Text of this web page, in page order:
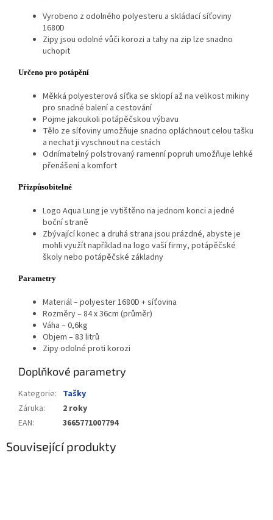
Vyrobeno z odolného polyesteru a skládací síťoviny
1680D
Zipy jsou odolné vůči korozi a tahy na zip lze snadno
uchopit
Určeno pro potápění
Měkká polyesterová síťka se sklopí až na velikost mikiny
pro snadné balení a cestování
Pojme jakoukoli potápěčskou výbavu
Tělo ze síťoviny umožňuje snadno opláchnout celou tašku
a nechat ji vyschnout na cestách
Odnímatelný polstrovaný ramenní popruh umožňuje lehké
přenášení a komfort
Přizpůsobitelné
Logo Aqua Lung je vytištěno na jednom konci a jedné
boční straně
Zbývající konec a druhá strana jsou prázdné, abyste je
mohli využít například na logo vaší firmy, potápěčské
školy nebo potápěčské základny
Parametry
Materiál – polyester 1680D + síťovina
Rozměry – 84 x 36cm (průměr)
Váha – 0,6kg
Objem – 83 litrů
Zipy odolné proti korozi
Doplňkové parametry
Kategorie: Tašky
Záruka:
2 roky
EAN: 3665771007794
Související produkty